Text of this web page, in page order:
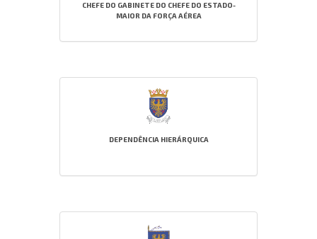
CHEFE DO GABINETE DO CHEFE DO ESTADO-
MAIOR DA FORÇA AÉREA
DEPENDÊNCIA HIERÁRQUICA